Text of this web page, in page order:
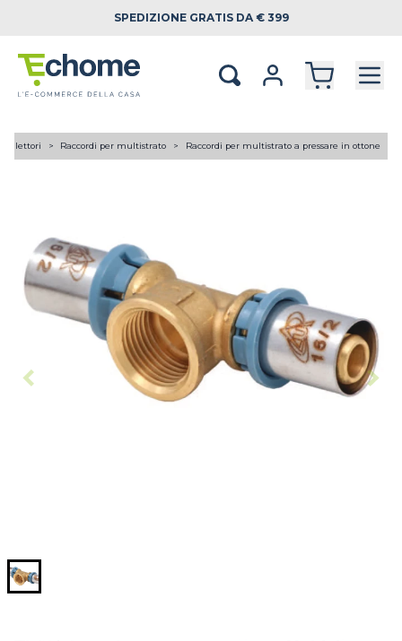
SPEDIZIONE GRATIS DA € 399
collettori Raccordi per multistrato Raccordi per multistrato a pressare in ottone